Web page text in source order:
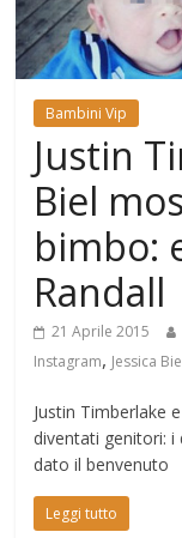
Mondo
Bambini Vip
Justin
Biel
bimbo:
Randall
21 Aprile 2015
Instagram, Jessica
Justin Timberlake
diventati genitori:
dato il benvenuto
Leggi tutto